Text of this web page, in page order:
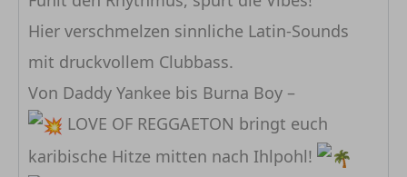
Hier verschmelzen sinnliche Latin-Sounds
mit druckvollem Clubbass.
Von Daddy Yankee bis Burna Boy –
LOVE OF REGGAETON bringt euch
karibische Hitze mitten nach Ihlpohl!